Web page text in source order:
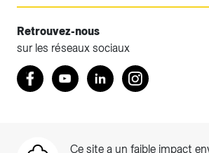
Retrouvez-nous
sur les réseaux sociaux
Retrouvez nous sur Facebook
YoutubeLinkedInInstagram
Ce site a un faible impact
Accéder à votre espace
Votre espace client SIG n'est pas